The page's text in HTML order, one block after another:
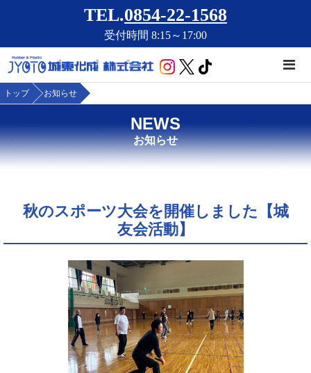
TEL.0854-22-1568
受付時間 8:15～17:00
トップ お知らせ
NEWS
お知らせ
秋のスポーツ大会を開催しました【城
友会活動】